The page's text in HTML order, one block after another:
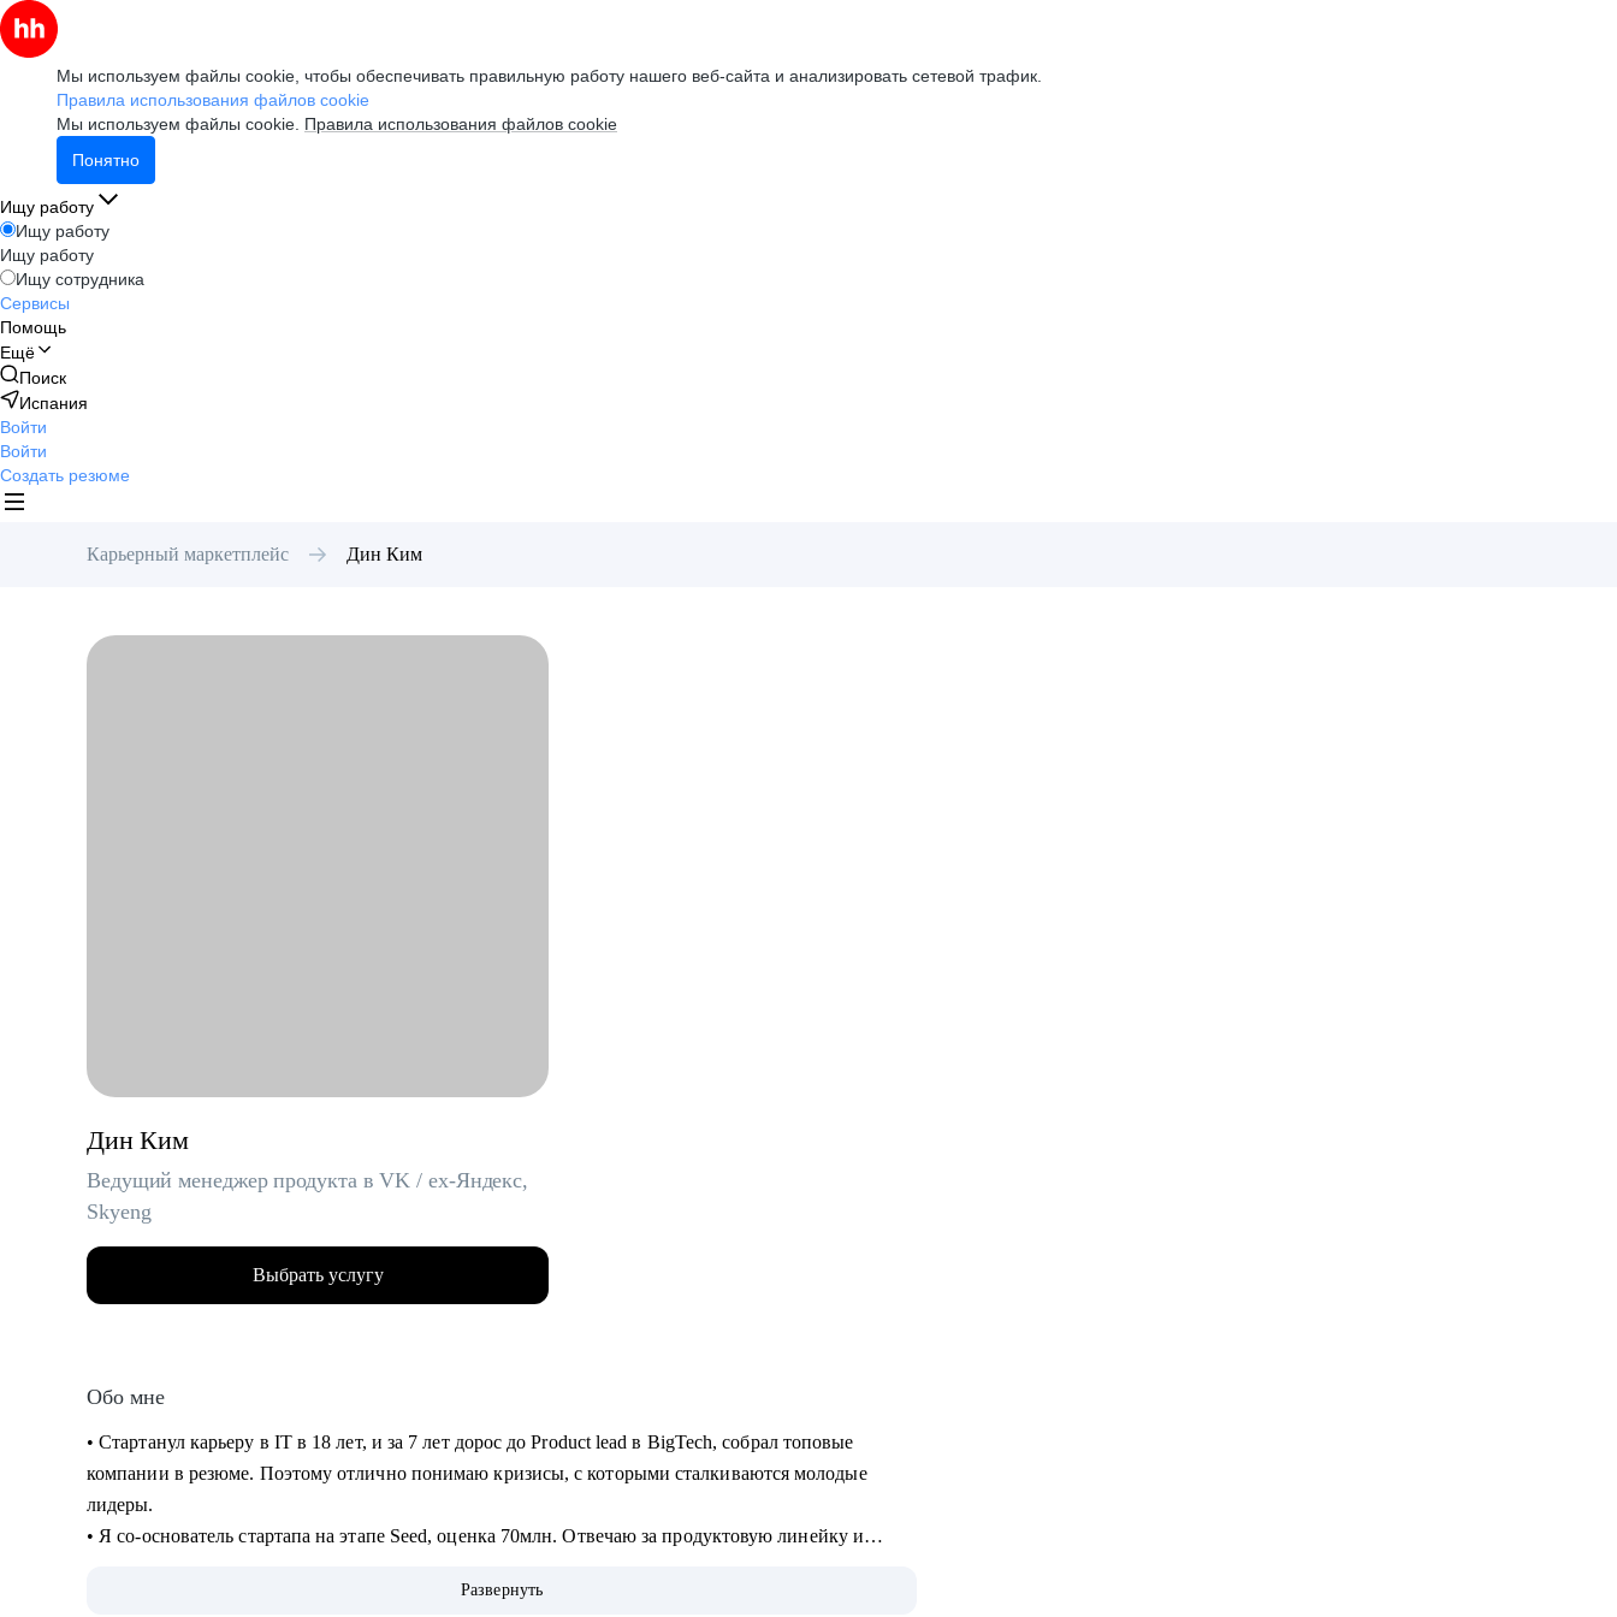
Мы используем файлы cookie, чтобы обеспечивать правильную работу нашего веб-сайта и анализировать сетевой трафик.
Правила использования файлов cookie
Мы используем файлы cookie. Правила использования файлов cookie
Понятно
Ищу работу
Ищу работу
Ищу работу
Ищу сотрудника
Сервисы
Помощь
Ещё
Поиск
Испания
Войти
Войти
Создать резюме
Карьерный маркетплейс Дин Ким
Дин Ким
Ведущий менеджер продукта в VK / ex-Яндекс,
Skyeng
Выбрать услугу
Обо мне
• Стартанул карьеру в IT в 18 лет, и за 7 лет дорос до Product lead в BigTech, собрал топовые
компании в резюме. Поэтому отлично понимаю кризисы, с которыми сталкиваются молодые
лидеры.
• Я со-основатель стартапа на этапе Seed, оценка 70млн. Отвечаю за продуктовую линейку и
• За год помог более 10 специалистам найти работу, поднять грейд и зарплату.
Развернуть